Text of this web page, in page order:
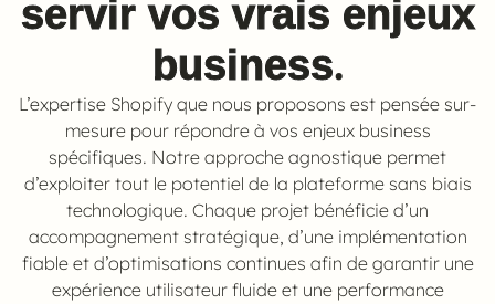
servir vos vrais enjeux
business.
L’expertise Shopify que nous proposons est pensée sur-
mesure pour répondre à vos enjeux business
spécifiques. Notre approche agnostique permet
d’exploiter tout le potentiel de la plateforme sans biais
technologique. Chaque projet bénéficie d’un
accompagnement stratégique, d’une implémentation
fiable et d’optimisations continues afin de garantir une
expérience utilisateur fluide et une performance